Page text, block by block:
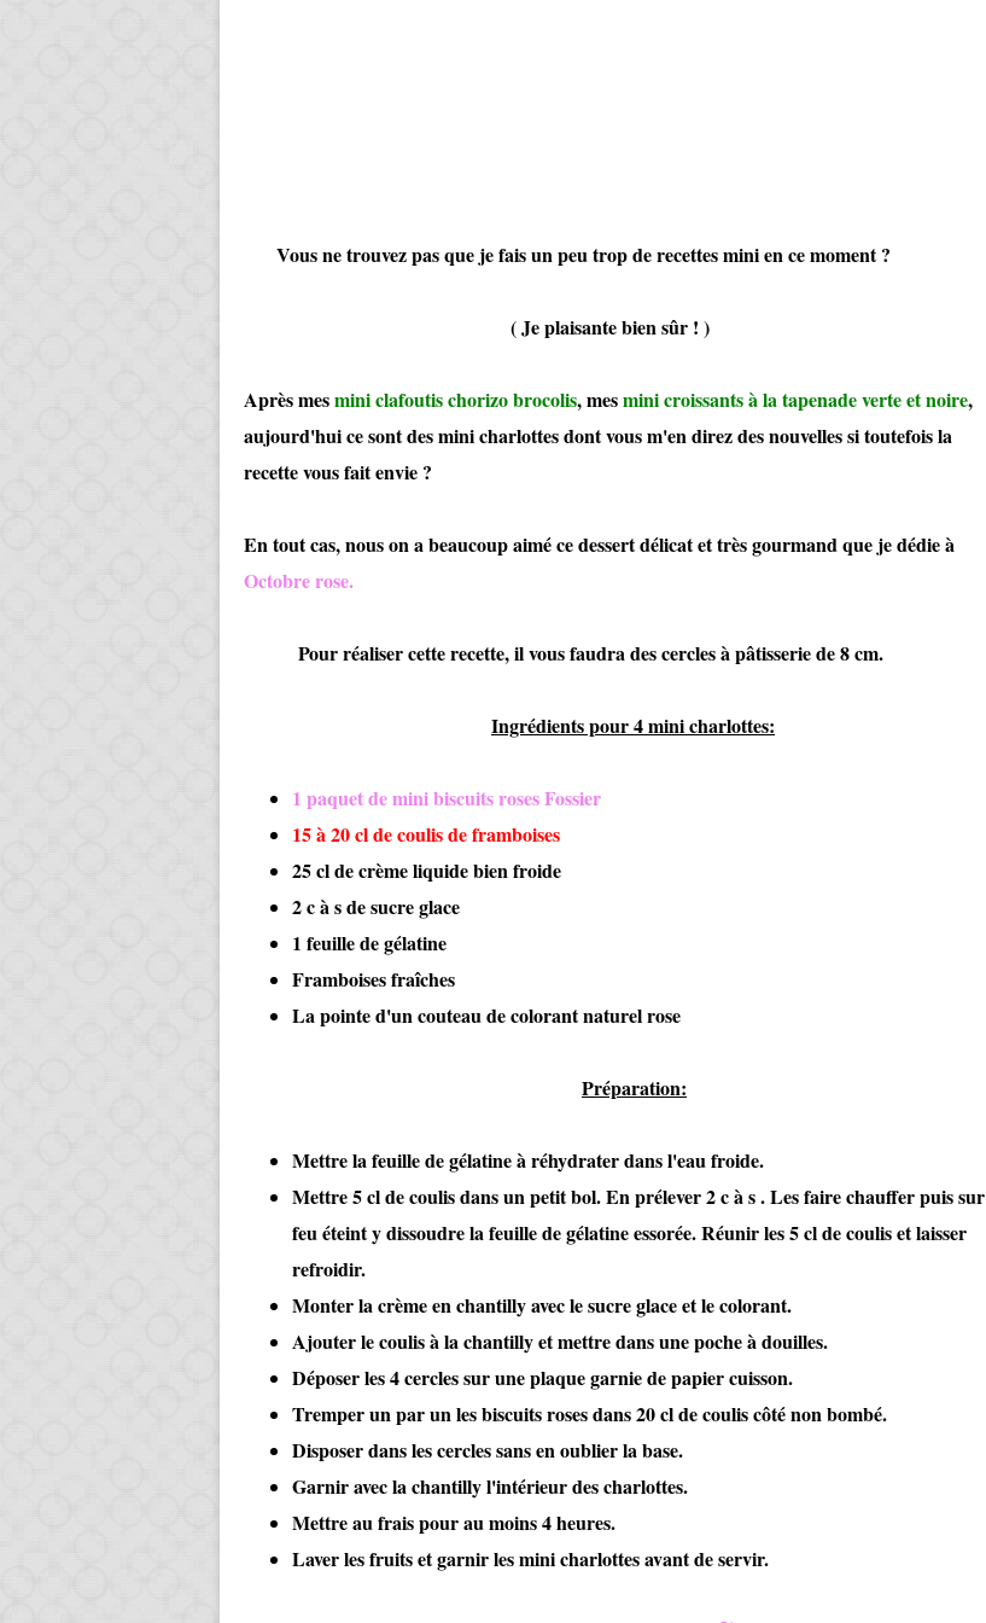
Vous ne trouvez pas que je fais un peu trop de recettes mini en ce moment ?
( Je plaisante bien sûr ! )
Après mesmini clafoutis chorizo brocolis, mesmini croissants à la tapenade verte et noire,
aujourd'hui ce sont des mini charlottes dont vous m'en direz des nouvelles si toutefois la
recette vous fait envie ?
En tout cas, nous on a beaucoup aimé ce dessert délicat et très gourmand que je dédie à
Octobre rose.
Pour réaliser cette recette, il vous faudra des cercles à pâtisserie de 8 cm.
Ingrédients pour 4 mini charlottes:
1 paquet de mini biscuits roses Fossier
15 à 20 cl de coulis de framboises
25 cl de crème liquide bien froide
2 c à s de sucre glace
1 feuille de gélatine
Framboises fraîches
La pointe d'un couteau de colorant naturel rose
Préparation:
Mettre la feuille de gélatine à réhydrater dans l'eau froide.
Mettre 5 cl de coulis dans un petit bol. En prélever 2 c à s . Les faire chauffer puis sur
feu éteint y dissoudre la feuille de gélatine essorée. Réunir les 5 cl de coulis et laisser
refroidir.
Monter la crème en chantilly avec le sucre glace et le colorant.
Ajouter le coulis à la chantilly et mettre dans une poche à douilles.
Déposer les 4 cercles sur une plaque garnie de papier cuisson.
Tremper un par un les biscuits roses dans 20 cl de coulis côté non bombé.
Disposer dans les cercles sans en oublier la base.
Garnir avec la chantilly l'intérieur des charlottes.
Mettre au frais pour au moins 4 heures.
Laver les fruits et garnir les mini charlottes avant de servir.